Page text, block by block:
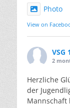
Photo
View on
VSG
2
Herzliche
der
Mannschaft